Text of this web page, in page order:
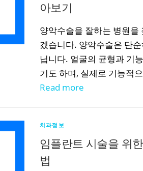
아보기
양악수술을 잘하는 병원
겠습니다. 양악수술은 단
닙니다. 얼굴의 균형과 기
기도 하며, 실제로 기능적
Read more
치과정보
임플란트 시술을 위
법